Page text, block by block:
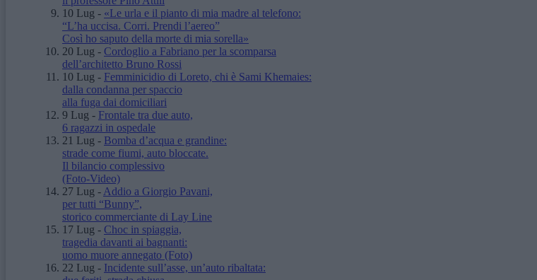
10 Lug - «Le urla e il pianto di mia madre al telefono:
“L’ha uccisa. Corri. Prendi l’aereo”
Così ho saputo della morte di mia sorella»
20 Lug - Cordoglio a Fabriano per la scomparsa
dell’architetto Bruno Rossi
10 Lug - Femminicidio di Loreto, chi è Sami Khemaies:
dalla condanna per spaccio
alla fuga dai domiciliari
9 Lug - Frontale tra due auto,
6 ragazzi in ospedale
21 Lug - Bomba d’acqua e grandine:
strade come fiumi, auto bloccate.
Il bilancio complessivo
(Foto-Video)
27 Lug - Addio a Giorgio Pavani,
per tutti “Bunny”,
storico commerciante di Lay Line
17 Lug - Choc in spiaggia,
tragedia davanti ai bagnanti:
uomo muore annegato (Foto)
22 Lug - Incidente sull’asse, un’auto ribaltata: